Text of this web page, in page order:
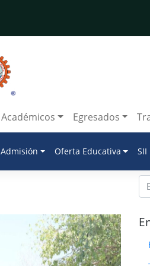
Académicos Egresados
Admisión Oferta Educativa SII